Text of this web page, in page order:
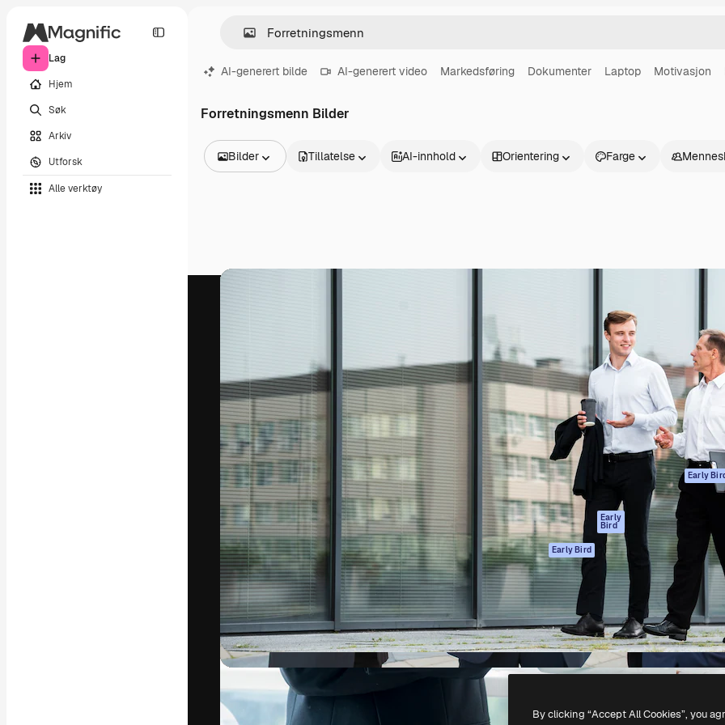
Lag
Hjem
Søk
Arkiv
Utforsk
Alle verktøy
AI-generert bilde AI-generert video Markedsføring Dokumenter Laptop Motivasjon
Forretningsmenn Bilder
Bilder
Videoer
Tillatelse AI-innhold Orientering Farge
Den kreative plattformen for å lede ditt
beste arbeid. Mer enn 1 million abonnenter
blant kreative, selskaper, byråer og studioer.
Norsk bokmål
Produkter
Spaces
AI-assistent
AI Image Generator
AI-videogenerator
AI-
stemmegenerator
Arkivinnhold
MCP for
Claude/ChatGPT
Early
Bird
Agenter Early Bird
API
Mobilapp
Alle Magnific-
verktøy
Kom i gang
Academy
Dokumentasjon
Support
Vilkår for bruk
Originaler Early
Retningslinjer for
Tillitssenter
Affiliates
For bedrifter
Copyright © 2010- 2026 Freepik Company S.L.U.Alle rettigheter forbeholdt.
By clicking “Accept All Cookies”, you